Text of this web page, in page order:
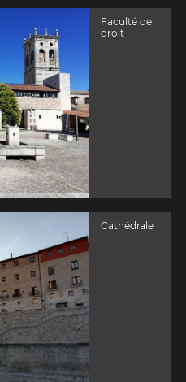
Faculté de
droit
Cathédrale